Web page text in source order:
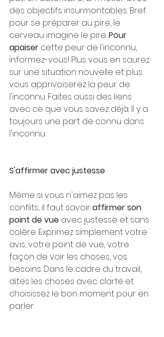
des objectifs insurmontables. Bref
pour se préparer au pire, le
cerveau imagine le pire. Pour
apaiser cette peur de l'inconnu,
informez-vous! Plus vous en saurez
sur une situation nouvelle et plus
vous apprivoiserez la peur de
l'inconnu. Faites aussi des liens
avec ce que vous savez déjà. Il y a
toujours une part de connu dans
l'inconnu.
S'affirmer avec justesse
Même si vous n'aimez pas les
conflits, il faut savoir affirmer son
point de vue avec justesse et sans
colère. Exprimez simplement votre
avis, votre point de vue, votre
façon de voir les choses, vos
besoins. Dans le cadre du travail,
dites les choses avec clarté et
choisissez le bon moment pour en
parler.